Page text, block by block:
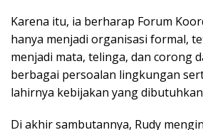
Karena itu, ia berharap Forum
hanya menjadi organisasi formal,
menjadi mata, telinga, dan corong
berbagai persoalan lingkungan
lahirnya kebijakan yang
Di akhir sambutannya, Rudy